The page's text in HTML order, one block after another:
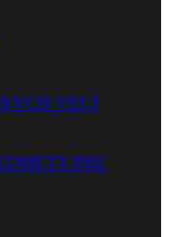
VECÍ
PRE